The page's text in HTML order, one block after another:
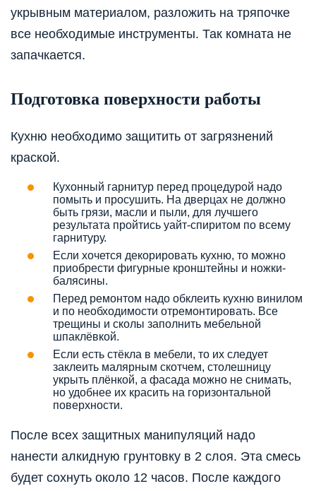
укрывным материалом, разложить на тряпочке
все необходимые инструменты. Так комната не
запачкается.
Подготовка поверхности работы
Кухню необходимо защитить от загрязнений
краской.
Кухонный гарнитур перед процедурой надо
помыть и просушить. На дверцах не должно
быть грязи, масли и пыли, для лучшего
результата пройтись уайт-спиритом по всему
гарнитуру.
Если хочется декорировать кухню, то можно
приобрести фигурные кронштейны и ножки-
балясины.
Перед ремонтом надо обклеить кухню винилом
и по необходимости отремонтировать. Все
трещины и сколы заполнить мебельной
шпаклёвкой.
Если есть стёкла в мебели, то их следует
заклеить малярным скотчем, столешницу
укрыть плёнкой, а фасада можно не снимать,
но удобнее их красить на горизонтальной
поверхности.
После всех защитных манипуляций надо
нанести алкидную грунтовку в 2 слоя. Эта смесь
будет сохнуть около 12 часов. После каждого